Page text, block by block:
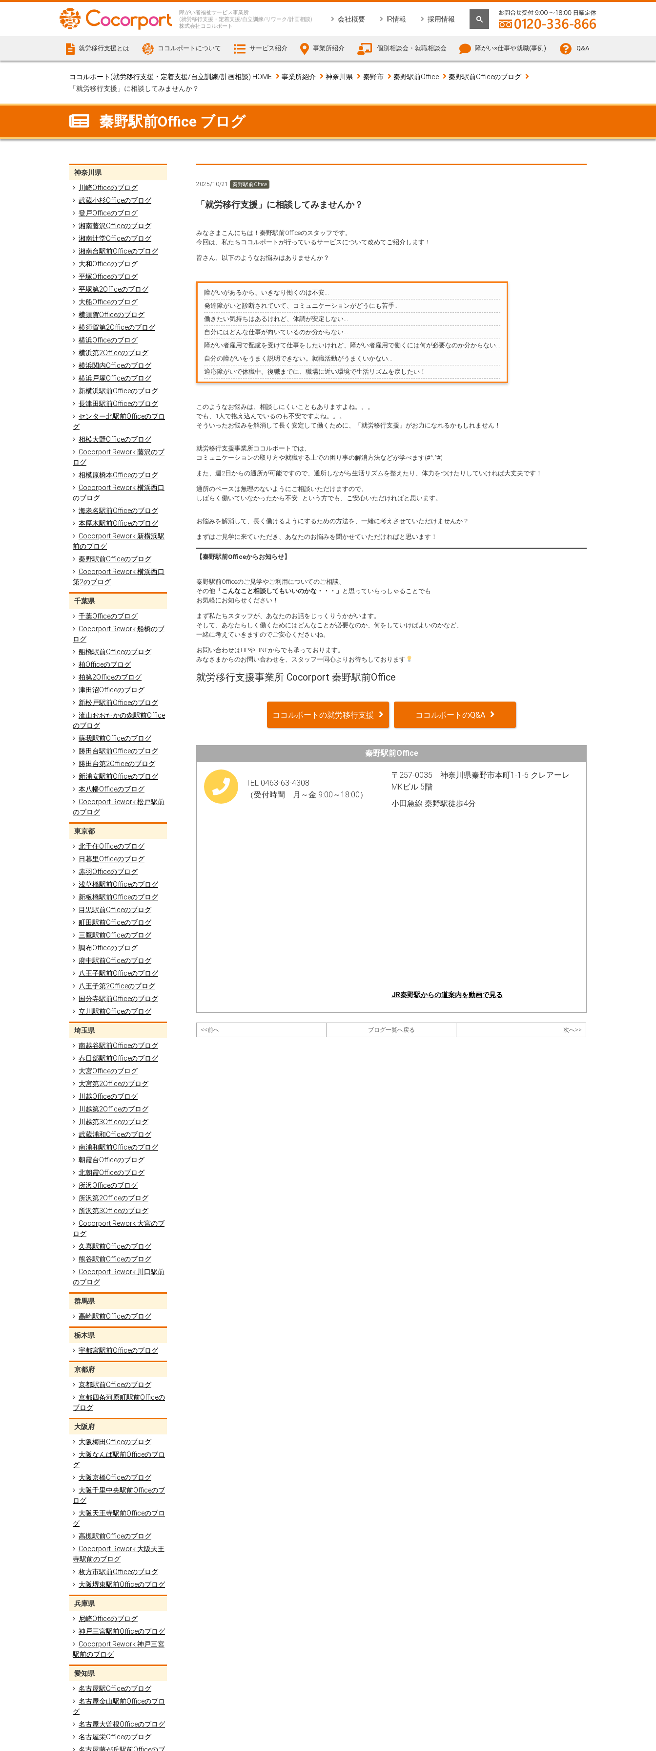
障がい者福祉サービス事業所
(就労移行支援・定着支援/自立訓練/リワーク/計画相談)
株式会社ココルポート
会社概要 IR情報 採用情報
就労移行支援とは ココルポートについて サービス紹介 事業所紹介 個別相談会・就職相談会 障がい×仕事や就職(事例) Q&A
ココルポート(就労移行支援・定着支援/自立訓練/計画相談) HOME 事業所紹介 神奈川県 秦野市 秦野駅前Office
秦野駅前Officeのブログ
「就労移行支援」に相談してみませんか？
秦野駅前Office ブログ
神奈川県
川崎Officeのブログ
武蔵小杉Officeのブログ
登戸Officeのブログ
湘南藤沢Officeのブログ
湘南辻堂Officeのブログ
湘南台駅前Officeのブログ
大和Officeのブログ
平塚Officeのブログ
平塚第2Officeのブログ
大船Officeのブログ
横須賀Officeのブログ
横須賀第2Officeのブログ
横浜Officeのブログ
横浜第2Officeのブログ
横浜関内Officeのブログ
横浜戸塚Officeのブログ
新横浜駅前Officeのブログ
長津田駅前Officeのブログ
センター北駅前Officeのブロ
グ
相模大野Officeのブログ
Cocorport Rework 藤沢のブ
ログ
相模原橋本Officeのブログ
Cocorport Rework 横浜西口
のブログ
海老名駅前Officeのブログ
本厚木駅前Officeのブログ
Cocorport Rework 新横浜駅
前のブログ
秦野駅前Officeのブログ
Cocorport Rework 横浜西口
第2のブログ
千葉県
千葉Officeのブログ
Cocorport Rework 船橋のブ
ログ
船橋駅前Officeのブログ
柏Officeのブログ
柏第2Officeのブログ
津田沼Officeのブログ
新松戸駅前Officeのブログ
流山おおたかの森駅前Office
のブログ
蘇我駅前Officeのブログ
勝田台駅前Officeのブログ
勝田台第2Officeのブログ
新浦安駅前Officeのブログ
本八幡Officeのブログ
Cocorport Rework 松戸駅前
のブログ
東京都
北千住Officeのブログ
日暮里Officeのブログ
赤羽Officeのブログ
浅草橋駅前Officeのブログ
新板橋駅前Officeのブログ
目黒駅前Officeのブログ
町田駅前Officeのブログ
三鷹駅前Officeのブログ
調布Officeのブログ
府中駅前Officeのブログ
八王子駅前Officeのブログ
八王子第2Officeのブログ
国分寺駅前Officeのブログ
立川駅前Officeのブログ
埼玉県
南越谷駅前Officeのブログ
春日部駅前Officeのブログ
大宮Officeのブログ
大宮第2Officeのブログ
川越Officeのブログ
川越第2Officeのブログ
川越第3Officeのブログ
武蔵浦和Officeのブログ
南浦和駅前Officeのブログ
朝霞台Officeのブログ
北朝霞Officeのブログ
所沢Officeのブログ
所沢第2Officeのブログ
所沢第3Officeのブログ
Cocorport Rework 大宮のブ
ログ
久喜駅前Officeのブログ
熊谷駅前Officeのブログ
Cocorport Rework 川口駅前
のブログ
群馬県
高崎駅前Officeのブログ
栃木県
宇都宮駅前Officeのブログ
京都府
京都駅前Officeのブログ
京都四条河原町駅前Officeの
ブログ
大阪府
大阪梅田Officeのブログ
大阪なんば駅前Officeのブロ
グ
大阪京橋Officeのブログ
大阪千里中央駅前Officeのブ
ログ
大阪天王寺駅前Officeのブロ
グ
高槻駅前Officeのブログ
Cocorport Rework 大阪天王
寺駅前のブログ
枚方市駅前Officeのブログ
大阪堺東駅前Officeのブログ
兵庫県
尼崎Officeのブログ
神戸三宮駅前Officeのブログ
Cocorport Rework 神戸三宮
駅前のブログ
愛知県
名古屋駅Officeのブログ
名古屋金山駅前Officeのブロ
グ
名古屋大曽根Officeのブログ
名古屋栄Officeのブログ
2025/10/21 秦野駅前Office
「就労移行支援」に相談してみませんか？
みなさまこんにちは！秦野駅前Officeのスタッフです。
今回は、私たちココルポートが行っているサービスについて改めてご紹介します！
皆さん、以下のようなお悩みはありませんか？
障がいがあるから、いきなり働くのは不安…
発達障がいと診断されていて、コミュニケーションがどうにも苦手…
働きたい気持ちはあるけれど、体調が安定しない…
自分にはどんな仕事が向いているのか分からない…
障がい者雇用で配慮を受けて仕事をしたいけれど、障がい者雇用で働くには何が必要なのか分からない…
自分の障がいをうまく説明できない。就職活動がうまくいかない…
適応障がいで休職中。復職までに、職場に近い環境で生活リズムを戻したい！
このようなお悩みは、相談しにくいこともありますよね。。。
でも、1人で抱え込んでいるのも不安ですよね。。。
そういったお悩みを解消して長く安定して働くために、「就労移行支援」がお力になれるかもしれません！
就労移行支援事業所ココルポートでは、
コミュニケーションの取り方や就職する上での困り事の解消方法などが学べます(#^.^#)
また、週2日からの通所が可能ですので、通所しながら生活リズムを整えたり、体力をつけたりしていければ大丈夫です！
通所のペースは無理のないようにご相談いただけますので、
しばらく働いていなかったから不安…という方でも、ご安心いただければと思います。
お悩みを解消して、長く働けるようにするための方法を、一緒に考えさせていただけませんか？
まずはご見学に来ていただき、あなたのお悩みを聞かせていただければと思います！
【秦野駅前Officeからお知らせ】
秦野駅前Officeのご見学やご利用についてのご相談、
その他 「こんなこと相談してもいいのかな・・・」 と思っていらっしゃることでも
お気軽にお知らせください！
まず私たちスタッフが、あなたのお話をじっくりうかがいます。
そして、あなたらしく働くためにはどんなことが必要なのか、何をしていけばよいのかなど、
一緒に考えていきますのでご安心くださいね。
お問い合わせはHPやLINEからでも承っております。
みなさまからのお問い合わせを、スタッフ一同心よりお待ちしております
就労移行支援事業所 Cocorport 秦野駅前Office
ココルポートの就労移行支援 ココルポートのQ&A
秦野駅前Office
TEL 0463-63-4308
（受付時間 月～金 9:00～18:00）
〒257-0035 神奈川県秦野市本町1-1-6 クレアーレ
MKビル 5階
小田急線 秦野駅徒歩4分
JR秦野駅からの道案内を動画で見る
<<前へ ブログ一覧へ戻る 次へ>>